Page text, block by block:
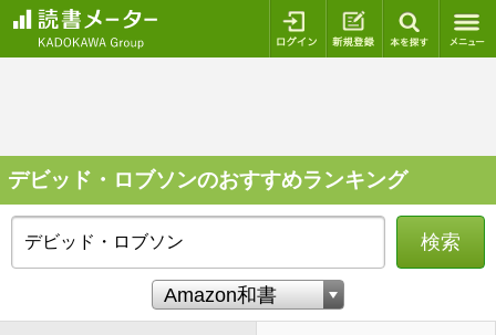
ログイン 新規登録
デビッド・ロブソンのおすすめランキング
検索